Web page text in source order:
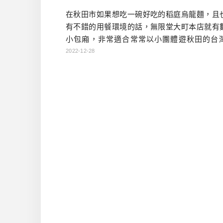
在秋田市如果想吃一碗好吃的稻庭烏龍麵，且
有不錯的用餐環境的話，無限堂大町本店就有
小包廂，非常適合常常以小團體遊秋田的台
哦！ 無限堂大町本店資訊 無限堂 大町本店 官
2022-12-28